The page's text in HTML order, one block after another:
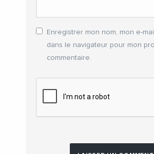
Enregistrer mon nom, mon e-
dans le navigateur pour mon
commentaire.